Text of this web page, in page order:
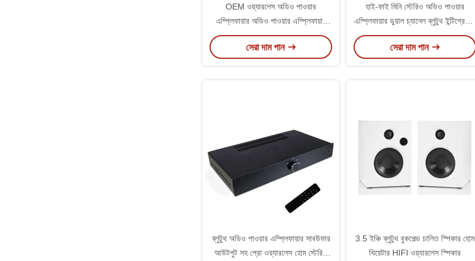
OEM ওয়্যারলেস অডিও পাওয়ার
এম্প্লিফায়ার অডিও পাওয়ার এম্প্লিফায়ার
ব্লুটুথ এম্প্লিফায়ার HDMI অপটিক্যাল
ইনপুট সহ
সেরা দাম পান
হাই-ফাই মিনি স্টেরিও অডিও পাওয়ার
এম্প্লিফায়ার ডুয়াল চ্যানেল ব্লুটুথ ইন্টিগ্রেটেড
রিসিভার এম্প্লিফায়ার
সেরা দাম পান
ব্লুটুথ অডিও পাওয়ার এম্প্লিফায়ার সাবউফার
আউটপুট সহ প্রো ওয়্যারলেস হোম স্টেরিও
3.5 ইঞ্চি ব্লুটুথ বুকশেল্ড চালিত স্পিকার হোম
থিয়েটার HIFI ওয়্যারলেস স্পিকার